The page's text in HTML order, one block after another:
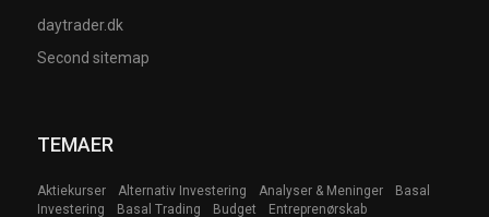
daytrader.dk
Second sitemap
TEMAER
Aktiekurser Alternativ Investering Analyser & Meninger
Basal
Investering
Basal Trading Budget
Entreprenørskab